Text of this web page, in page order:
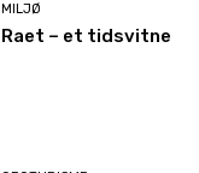
MILJØ
Raet – et tidsvitne